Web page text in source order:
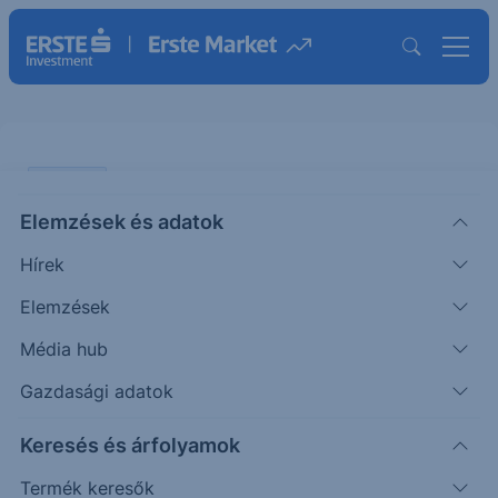
Elemzések és adatok
Hírek
Elemzések
Média hub
Gazdasági adatok
Keresés és árfolyamok
Termék keresők
csökkennek – óriási bajban a
Volkswagen
PODCAST
|2026. július 1. 16:01
Az Egyesült Államokban, Európában és